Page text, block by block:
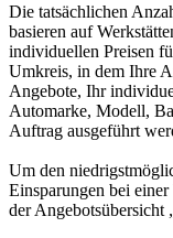
Die tatsächlichen
basieren auf
individuellen Preisen
Umkreis, in dem Ihre
Angebote, Ihr
Automarke, Modell,
Auftrag ausgeführt
Um den
Einsparungen bei
der Angebotsübersicht